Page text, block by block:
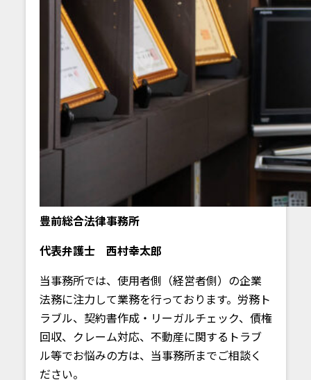
豊前総合法律事務所
代表弁護士 西村幸太郎
当事務所では、使用者側（経営者側）の企業
法務に注力して業務を行っております。労務ト
ラブル、契約書作成・リーガルチェック、債権
回収、クレーム対応、不動産に関するトラブ
ル等でお悩みの方は、当事務所までご相談く
ださい。